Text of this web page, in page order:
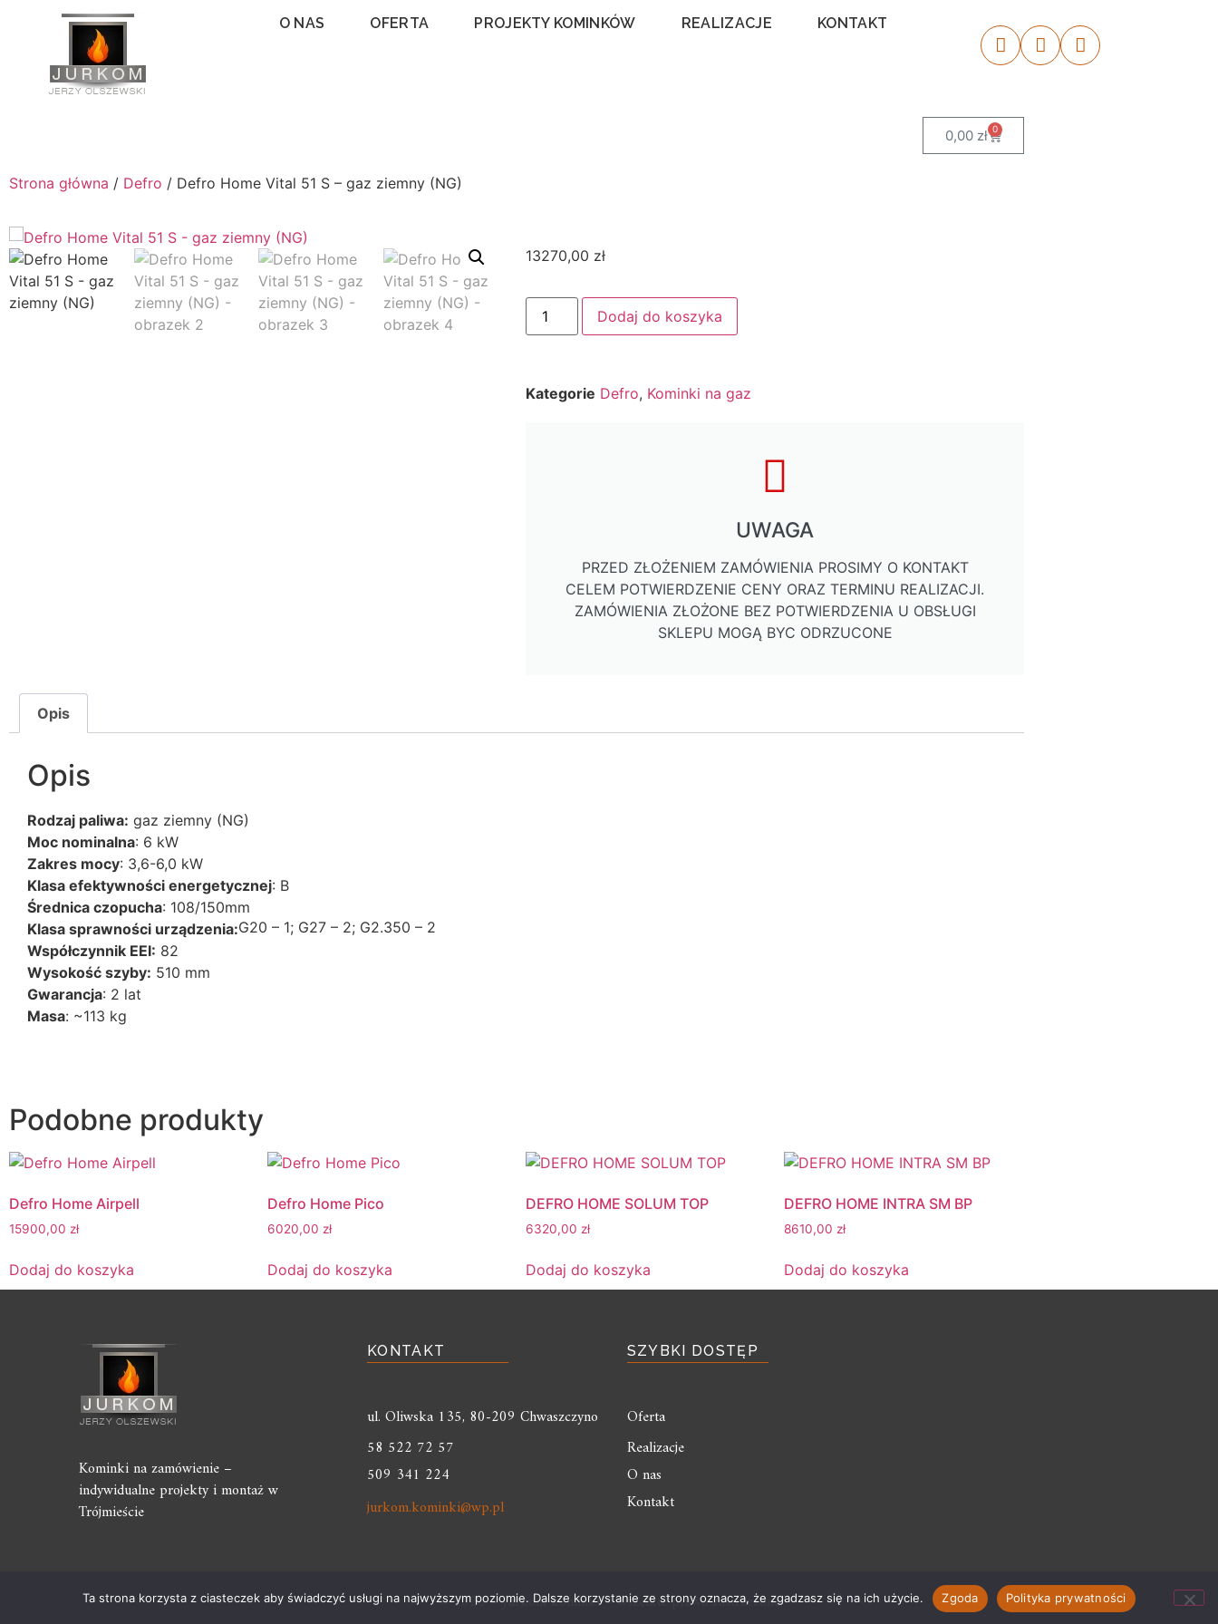
O NAS OFERTA PROJEKTY KOMINKÓW REALIZACJE KONTAKT
0,00 zł 0
Strona główna / Defro / Defro Home Vital 51 S – gaz ziemny (NG)
13270,00 zł
Dodaj do koszyka
Kategorie Defro, Kominki na gaz
UWAGA
PRZED ZŁOŻENIEM ZAMÓWIENIA PROSIMY O KONTAKT
CELEM POTWIERDZENIE CENY ORAZ TERMINU REALIZACJI.
ZAMÓWIENIA ZŁOŻONE BEZ POTWIERDZENIA U OBSŁUGI
SKLEPU MOGĄ BYC ODRZUCONE
Opis
Opis
Rodzaj paliwa: gaz ziemny (NG)
Moc nominalna: 6 kW
Zakres mocy: 3,6-6,0 kW
Klasa efektywności energetycznej: B
Średnica czopucha: 108/150mm
Klasa sprawności urządzenia:G20 – 1; G27 – 2; G2.350 – 2
Współczynnik EEI: 82
Wysokość szyby: 510 mm
Gwarancja: 2 lat
Masa: ~113 kg
Podobne produkty
Defro Home Airpell
15900,00 zł
Dodaj do koszyka
Defro Home Pico
6020,00 zł
Dodaj do koszyka
DEFRO HOME SOLUM TOP
6320,00 zł
Dodaj do koszyka
DEFRO HOME INTRA SM BP
8610,00 zł
Dodaj do koszyka
Kominki na zamówienie –
indywidualne projekty i montaż w
Trójmieście
KONTAKT
ul. Oliwska 135, 80-209 Chwaszczyno
58 522 72 57
509 341 224
jurkom.kominki@wp.pl
SZYBKI DOSTĘP
Oferta
Realizacje
O nas
Kontakt
© 2026 – Jurkom kominki – wszelkie prawa zastrzeżone
Ta strona korzysta z ciasteczek aby świadczyć usługi na najwyższym poziomie. Dalsze korzystanie ze strony oznacza, że zgadzasz się na ich użycie. Zgoda Polityka prywatności